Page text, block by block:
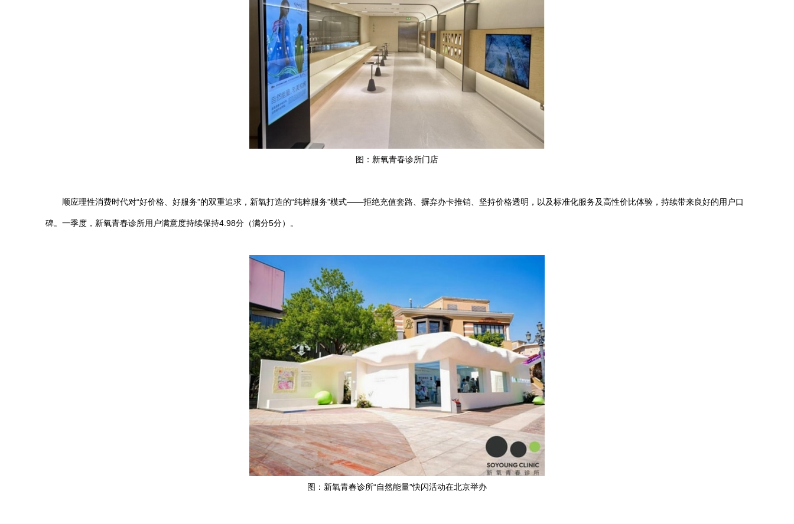
图：新氧青春诊所门店
顺应理性消费时代对“好价格、好服务”的双重追求，新氧打造的“纯粹服务”模式——拒绝充值套路、摒弃办卡推销、坚持价格透明，以及标准化服务及高性价比体验，持续带来良好的用户口
碑。一季度，新氧青春诊所用户满意度持续保持4.98分（满分5分）。
图：新氧青春诊所“自然能量”快闪活动在北京举办